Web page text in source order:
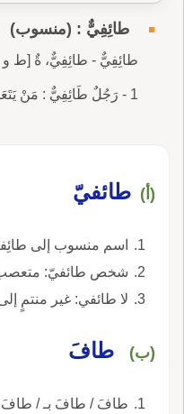
طائِفِيٌّ : (منسوب)
طائِفِيٌّ - طائِفِيٌّ، ةٌ [ط
1 - رَجُلٌ طَائِفِيٌّ : مَنْ يَتَعَصَّبُ لِطَائِ
(أ) طائفيّ
اسم منسوب إلى
شخص طائفيّ: متعصب
لا طائفي: غير منتمٍ
(ب) طافَ
طافَ / طافَ بـ /